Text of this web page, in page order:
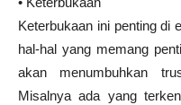
Keterbukaan ini penting di
hal-hal yang memang
akan menumbuhkan
Misalnya ada yang